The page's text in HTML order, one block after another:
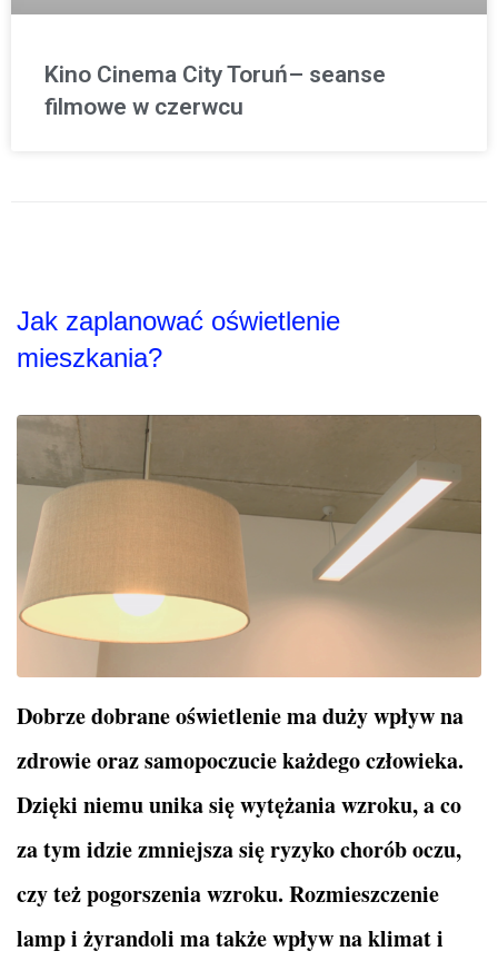
Kino Cinema City Toruń– seanse
filmowe w czerwcu
Jak zaplanować oświetlenie
mieszkania?
Dobrze dobrane oświetlenie ma duży wpływ na
zdrowie oraz samopoczucie każdego człowieka.
Dzięki niemu unika się wytężania wzroku, a co
za tym idzie zmniejsza się ryzyko chorób oczu,
czy też pogorszenia wzroku. Rozmieszczenie
lamp i żyrandoli ma także wpływ na klimat i